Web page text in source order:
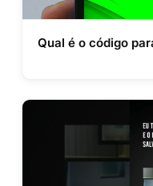
Qual é o código